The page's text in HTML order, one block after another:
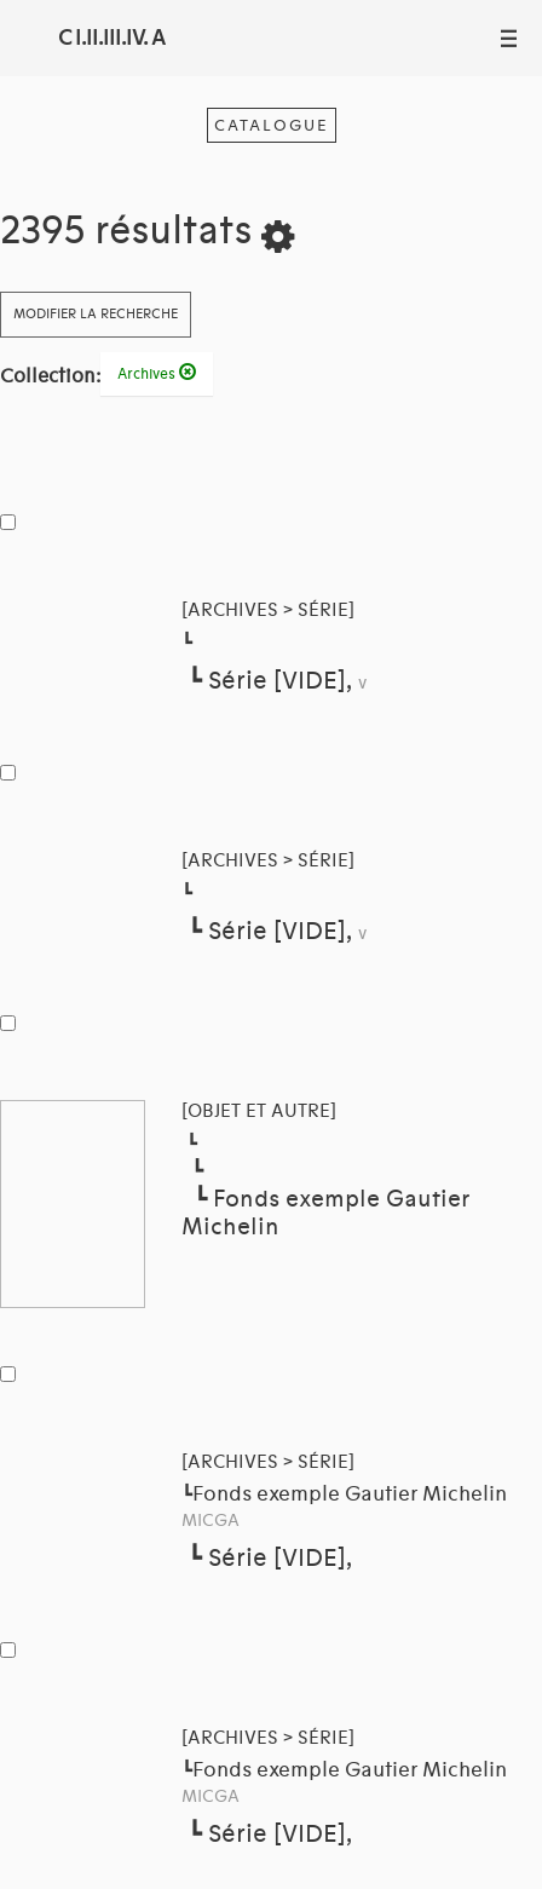
C I.II.III.IV. A III
CATALOGUE
2395 résultats
MODIFIER LA RECHERCHE
Collection: Archives
[ARCHIVES > SÉRIE]
┗
┗ Série [VIDE], v
[ARCHIVES > SÉRIE]
┗
┗ Série [VIDE], v
[OBJET ET AUTRE]
┗
┗
┗Fonds exemple Gautier
Michelin
[ARCHIVES > SÉRIE]
┗Fonds exemple Gautier Michelin
MICGA
┗ Série [VIDE],
[ARCHIVES > SÉRIE]
┗Fonds exemple Gautier Michelin
MICGA
┗ Série [VIDE],